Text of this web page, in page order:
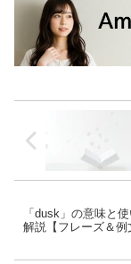
「dusk」の意味と
解説【フレーズ＆例